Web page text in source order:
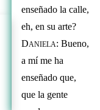
enseñado la calle,
eh, en su arte?
DANIELA: Bueno,
a mí me ha
enseñado que,
que la gente